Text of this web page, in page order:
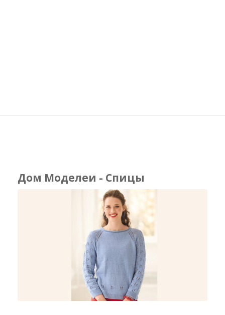
Дом Моделеи - Спицы